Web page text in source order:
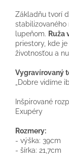
Základňu tvorí
lupeňom. Ruža
priestory, kde
životnosťou a
Vygravírovaný
„Dobre vidíme
Inšpirované
Exupéry
Rozmery:
- výška: 39cm
- šírka: 21,7cm